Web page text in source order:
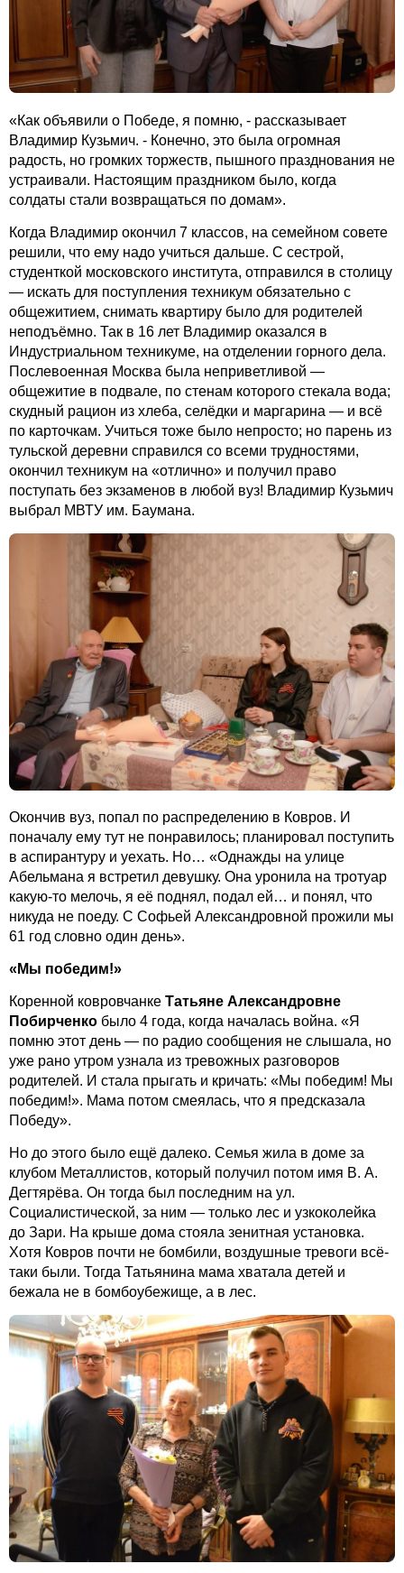
«Как объявили о Победе, я помню, - рассказывает
Владимир Кузьмич. - Конечно, это была огромная
радость, но громких торжеств, пышного празднования не
устраивали. Настоящим праздником было, когда
солдаты стали возвращаться по домам».
Когда Владимир окончил 7 классов, на семейном совете
решили, что ему надо учиться дальше. С сестрой,
студенткой московского института, отправился в столицу
— искать для поступления техникум обязательно с
общежитием, снимать квартиру было для родителей
неподъёмно. Так в 16 лет Владимир оказался в
Индустриальном техникуме, на отделении горного дела.
Послевоенная Москва была неприветливой —
общежитие в подвале, по стенам которого стекала вода;
скудный рацион из хлеба, селёдки и маргарина — и всё
по карточкам. Учиться тоже было непросто; но парень из
тульской деревни справился со всеми трудностями,
окончил техникум на «отлично» и получил право
поступать без экзаменов в любой вуз! Владимир Кузьмич
выбрал МВТУ им. Баумана.
Окончив вуз, попал по распределению в Ковров. И
поначалу ему тут не понравилось; планировал поступить
в аспирантуру и уехать. Но… «Однажды на улице
Абельмана я встретил девушку. Она уронила на тротуар
какую-то мелочь, я её поднял, подал ей… и понял, что
никуда не поеду. С Софьей Александровной прожили мы
61 год словно один день».
«Мы победим!»
Коренной ковровчанке Татьяне Александровне
Побирченко было 4 года, когда началась война. «Я
помню этот день — по радио сообщения не слышала, но
уже рано утром узнала из тревожных разговоров
родителей. И стала прыгать и кричать: «Мы победим! Мы
победим!». Мама потом смеялась, что я предсказала
Победу».
Но до этого было ещё далеко. Семья жила в доме за
клубом Металлистов, который получил потом имя В. А.
Дегтярёва. Он тогда был последним на ул.
Социалистической, за ним — только лес и узкоколейка
до Зари. На крыше дома стояла зенитная установка.
Хотя Ковров почти не бомбили, воздушные тревоги всё-
таки были. Тогда Татьянина мама хватала детей и
бежала не в бомбоубежище, а в лес.